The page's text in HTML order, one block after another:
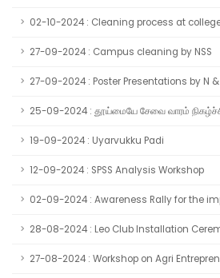
02-10-2024 : Cleaning process at
27-09-2024 : Campus cleaning by NSS
27-09-2024 : Poster Presentations by N &
25-09-2024 : தூய்மையே சேவை வாரம்
19-09-2024 : Uyarvukku Padi
12-09-2024 : SPSS Analysis Workshop
02-09-2024 : Awareness Rally for the
28-08-2024 : Leo Club Installation
27-08-2024 : Workshop on Agri